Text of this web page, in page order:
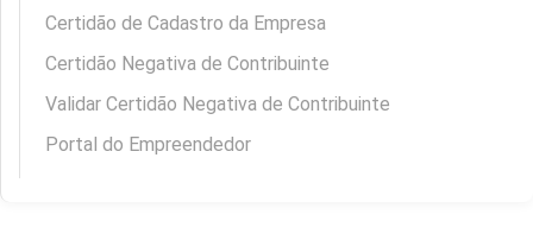
Certidão de Cadastro da Empresa
Certidão Negativa de Contribuinte
Validar Certidão Negativa de Contribuinte
Portal do Empreendedor